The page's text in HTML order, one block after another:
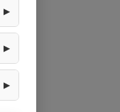
▶
▶
▶